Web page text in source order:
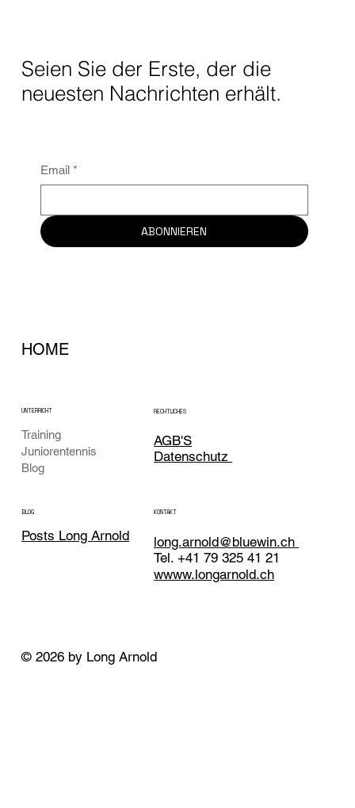
Seien Sie der Erste, der die
neuesten Nachrichten erhält.
Email *
ABONNIEREN
HOME
Training
Juniorentennis
Blog
UNTERRICHT RECHTLICHES
Datenschutz
AGB'S
BLOG
Posts Long Arnold
KONTAKT
long.arnold@bluewin.ch
Tel. +41 79 325 41 21
wwww.longarnold.ch
© 2026 by Long Arnold